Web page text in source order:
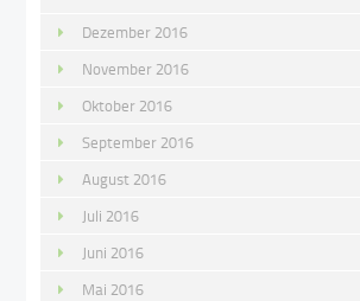
Dezember 2016
November 2016
Oktober 2016
September 2016
August 2016
Juli 2016
Juni 2016
Mai 2016